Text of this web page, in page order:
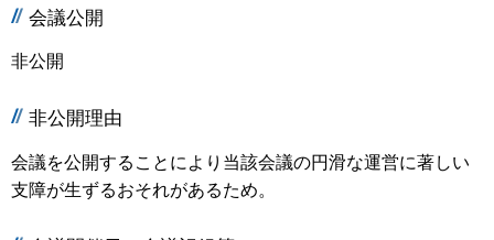
会議公開
非公開
非公開理由
会議を公開することにより当該会議の円滑な運営に著しい
支障が生ずるおそれがあるため。